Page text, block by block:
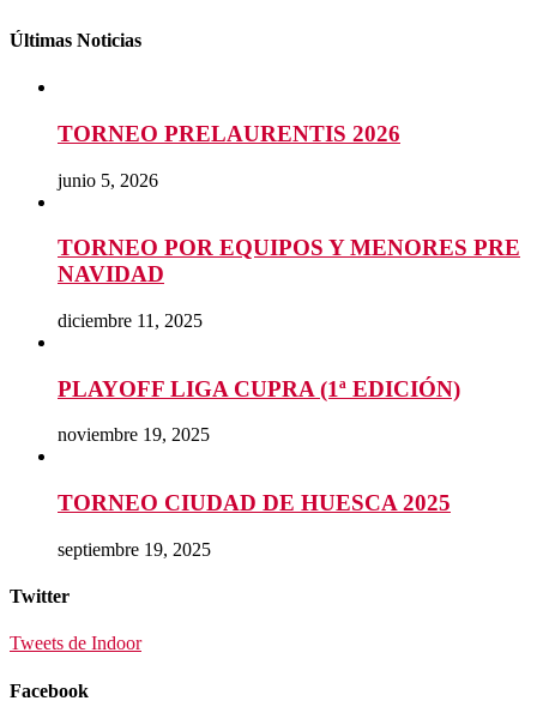
Últimas Noticias
TORNEO PRELAURENTIS 2026
junio 5, 2026
TORNEO POR EQUIPOS Y MENORES PRE
NAVIDAD
diciembre 11, 2025
PLAYOFF LIGA CUPRA (1ª EDICIÓN)
noviembre 19, 2025
TORNEO CIUDAD DE HUESCA 2025
septiembre 19, 2025
Twitter
Tweets de Indoor
Facebook